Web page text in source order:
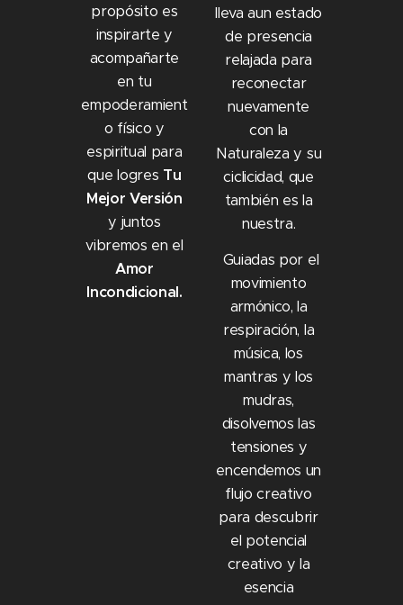
propósito es
inspirarte y
acompañarte
en tu
empoderamient
o físico y
espiritual para
que logres Tu
Mejor Versión
y juntos
vibremos en el
Amor
Incondicional.
lleva aun estado
de presencia
relajada para
reconectar
nuevamente
con la
Naturaleza y su
ciclicidad, que
también es la
nuestra.
Guiadas por el
movimiento
armónico, la
respiración, la
música, los
mantras y los
mudras,
disolvemos las
tensiones y
encendemos un
flujo creativo
para descubrir
el potencial
creativo y la
esencia